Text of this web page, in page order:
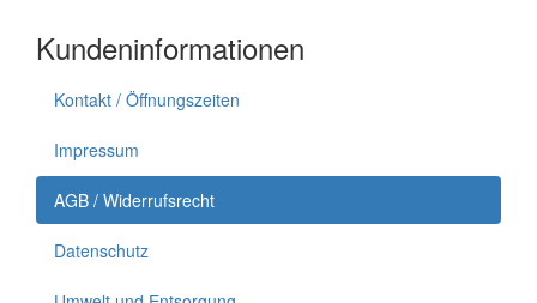
Kundeninformationen
Kontakt / Öffnungszeiten
Impressum
AGB / Widerrufsrecht
Datenschutz